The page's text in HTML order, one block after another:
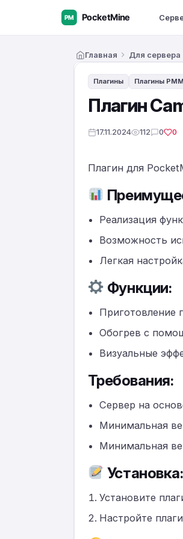
Главная Для сервера
Плагины Плагины
Плагин
17.11.2024 112 0 0
Плагин для
Реализация
Возможность
Легкая
Функции:
Приготовление
Обогрев с
Визуальные
Требования:
Сервер на
Минимальная
Минимальная
Установка:
Установите
Настройте